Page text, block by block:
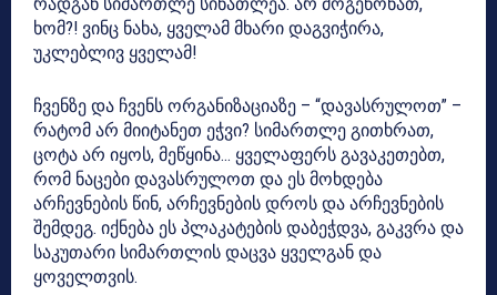
რადგან სიმართლე სინათლეა. არ მოგეწონათ,
ხომ?! ვინც ნახა, ყველამ მხარი დაგვიჭირა,
უკლებლივ ყველამ!
ჩვენზე და ჩვენს ორგანიზაციაზე – “დავასრულოთ” –
რატომ არ მიიტანეთ ეჭვი? სიმართლე გითხრათ,
ცოტა არ იყოს, მეწყინა… ყველაფერს გავაკეთებთ,
რომ ნაცები დავასრულოთ და ეს მოხდება
არჩევნების წინ, არჩევნების დროს და არჩევნების
შემდეგ. იქნება ეს პლაკატების დაბეჭდვა, გაკვრა და
საკუთარი სიმართლის დაცვა ყველგან და
ყოველთვის.